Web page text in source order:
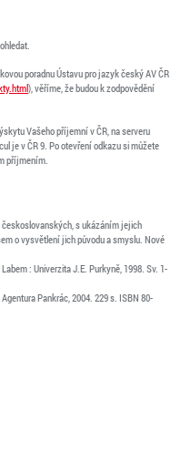
poradnu Ústavu pro jazyk český AV ČR
), věříme, že budou k zodpovědění
Vašeho příjemní v ČR, na serveru
je v ČR 9. Po otevření odkazu si můžete
příjmením.
s ukázáním jejich
o vysvětlení jich původu a smyslu. Nové
: Univerzita J.E. Purkyně, 1998. Sv. 1-
Pankrác, 2004. 229 s. ISBN 80-